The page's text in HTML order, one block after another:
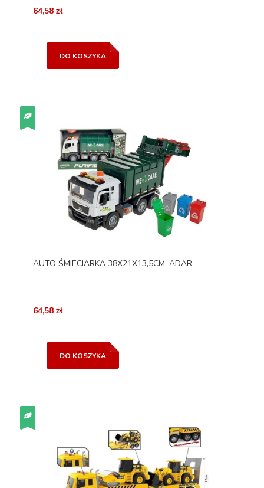
64,58 zł
DO KOSZYKA
AUTO ŚMIECIARKA 38X21X13,5CM, ADAR
64,58 zł
DO KOSZYKA